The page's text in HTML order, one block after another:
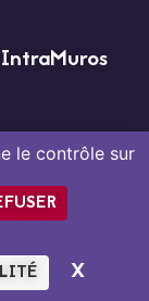
le contrôle sur
X
Plan du site